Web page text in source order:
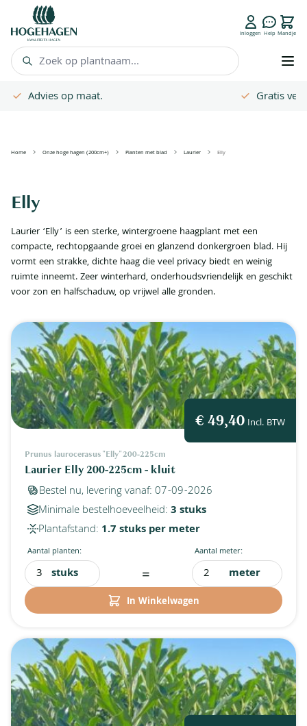
FAQ
Zoek op plantnaam...
Inloggen Help Mandje
Gratis verzenden vanaf € 500,- ** Hoge
Ga naar de inhoud
Home Onze hoge hagen (200cm+) Planten met blad Laurier Elly
Elly
Laurier ‘Elly’ is een sterke, wintergroene haagplant met een
compacte, rechtopgaande groei en glanzend donkergroen blad. Hij
vormt een strakke, dichte haag die veel privacy biedt en weinig
ruimte inneemt. Zeer winterhard, onderhoudsvriendelijk en geschikt
voor zon en halfschaduw, op vrijwel alle gronden.
€ 49,40 Incl. BTW
Prunus laurocerasus "Elly" 200-225cm
Laurier Elly 200-225cm - kluit
Bestel nu, levering vanaf: 07-09-2026
Minimale bestelhoeveelheid:3 stuks
Plantafstand: 1.7 stuks per meter
Aantal planten:
stuks =
Aantal meter:
meter
In Winkelwagen